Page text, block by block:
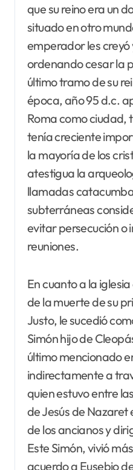
que su reino era un
situado en otro
emperador les creyó
ordenando cesar la
último tramo de su
época, año 95 d.c.
Roma como ciudad,
tenía creciente
la mayoría de los
atestigua la
llamadas
subterráneas
evitar persecución o
reuniones.
En cuanto a la
de la muerte de su
Justo, le sucedió
Simón hijo de
último mencionado
indirectamente a
quien estuvo entre
de Jesús de Nazaret
de los ancianos y
Este Simón, vivió
acuerdo a Eusebio